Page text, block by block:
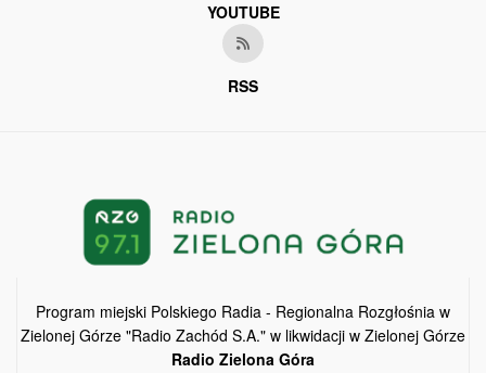
YOUTUBE
RSS
Program miejski Polskiego Radia - Regionalna Rozgłośnia w
Zielonej Górze "Radio Zachód S.A." w likwidacji w Zielonej Górze
Radio Zielona Góra